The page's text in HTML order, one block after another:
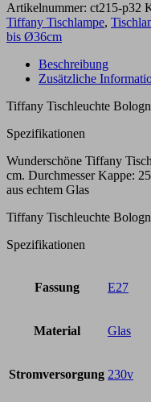
Artikelnummer: ct215-p32
Tiffany Tischlampe,
bis Ø36cm
Beschreibung
Zusätzliche
Tiffany Tischleuchte
Spezifikationen
Wunderschöne Tiffany
cm. Durchmesser Kappe:
aus echtem Glas
Tiffany Tischleuchte
Spezifikationen
Fassung E27
Material Glas
Stromversorgung 230v